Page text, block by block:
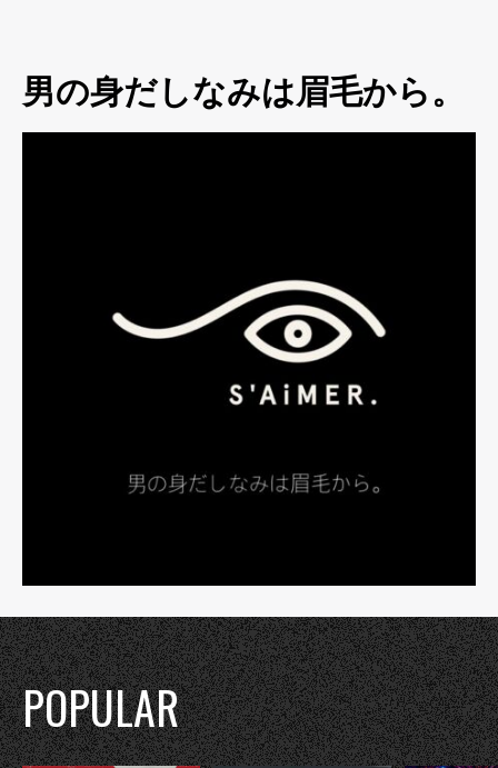
男の身だしなみは眉毛から。
POPULAR